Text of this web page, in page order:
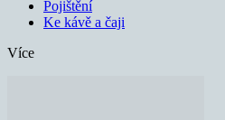
Pojištění
Ke kávě a čaji
Více